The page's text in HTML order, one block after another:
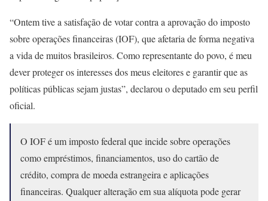
“Ontem tive a satisfação de votar contra a aprovação do imposto
sobre operações financeiras (IOF), que afetaria de forma negativa
a vida de muitos brasileiros. Como representante do povo, é meu
dever proteger os interesses dos meus eleitores e garantir que as
políticas públicas sejam justas”, declarou o deputado em seu perfil
oficial.
O IOF é um imposto federal que incide sobre operações
como empréstimos, financiamentos, uso do cartão de
crédito, compra de moeda estrangeira e aplicações
financeiras. Qualquer alteração em sua alíquota pode gerar